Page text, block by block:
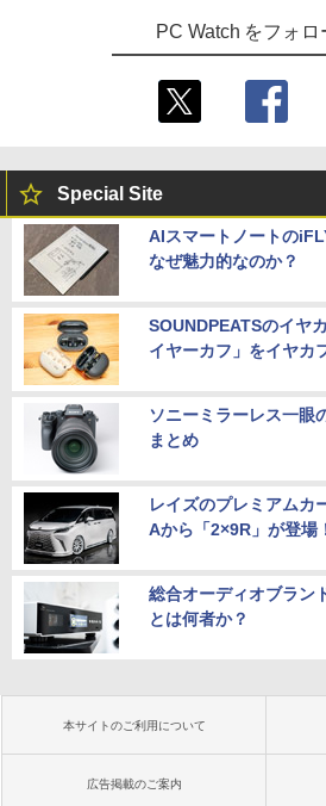
PC Watch をフォロ
Special Site
AIスマートノートの
なぜ魅力的なのか？
SOUNDPEATSのイヤ
イヤーカフ」をイヤカ
ソニーミラーレス一眼
まとめ
レイズのプレミアムカ
Aから「2×9R」が登場
総合オーディオブラン
とは何者か？
本サイトのご利用について
広告掲載のご案内